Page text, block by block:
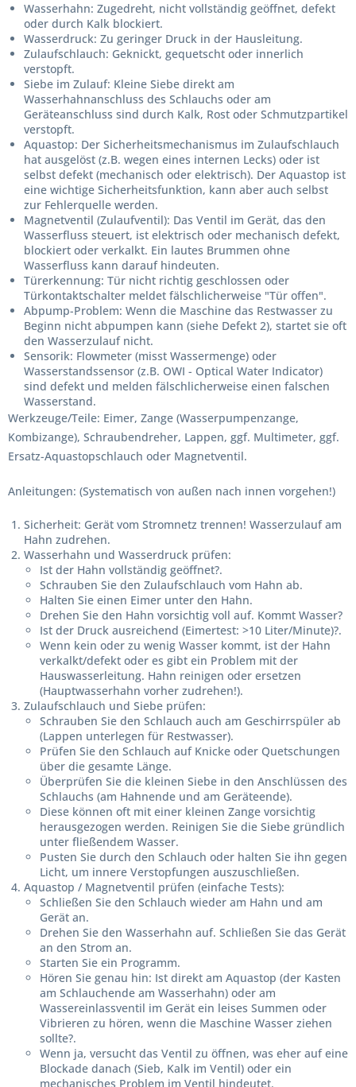
Wasserhahn: Zugedreht, nicht vollständig geöffnet, defekt
oder durch Kalk blockiert.
Wasserdruck: Zu geringer Druck in der Hausleitung.
Zulaufschlauch: Geknickt, gequetscht oder innerlich
verstopft.
Siebe im Zulauf: Kleine Siebe direkt am
Wasserhahnanschluss des Schlauchs oder am
Geräteanschluss sind durch Kalk, Rost oder Schmutzpartikel
verstopft.
Aquastop: Der Sicherheitsmechanismus im Zulaufschlauch
hat ausgelöst (z.B. wegen eines internen Lecks) oder ist
selbst defekt (mechanisch oder elektrisch). Der Aquastop ist
eine wichtige Sicherheitsfunktion, kann aber auch selbst
zur Fehlerquelle werden.
Magnetventil (Zulaufventil): Das Ventil im Gerät, das den
Wasserfluss steuert, ist elektrisch oder mechanisch defekt,
blockiert oder verkalkt. Ein lautes Brummen ohne
Wasserfluss kann darauf hindeuten.
Türerkennung: Tür nicht richtig geschlossen oder
Türkontaktschalter meldet fälschlicherweise "Tür offen".
Abpump-Problem: Wenn die Maschine das Restwasser zu
Beginn nicht abpumpen kann (siehe Defekt 2), startet sie oft
den Wasserzulauf nicht.
Sensorik: Flowmeter (misst Wassermenge) oder
Wasserstandssensor (z.B. OWI - Optical Water Indicator)
sind defekt und melden fälschlicherweise einen falschen
Wasserstand.
Werkzeuge/Teile: Eimer, Zange (Wasserpumpenzange,
Kombizange), Schraubendreher, Lappen, ggf. Multimeter, ggf.
Ersatz-Aquastopschlauch oder Magnetventil.
Anleitungen: (Systematisch von außen nach innen vorgehen!)
Sicherheit: Gerät vom Stromnetz trennen! Wasserzulauf am
Hahn zudrehen.
Wasserhahn und Wasserdruck prüfen:
Ist der Hahn vollständig geöffnet?.
Schrauben Sie den Zulaufschlauch vom Hahn ab.
Halten Sie einen Eimer unter den Hahn.
Drehen Sie den Hahn vorsichtig voll auf. Kommt Wasser?
Ist der Druck ausreichend (Eimertest: >10 Liter/Minute)?.
Wenn kein oder zu wenig Wasser kommt, ist der Hahn
verkalkt/defekt oder es gibt ein Problem mit der
Hauswasserleitung. Hahn reinigen oder ersetzen
(Hauptwasserhahn vorher zudrehen!).
Zulaufschlauch und Siebe prüfen:
Schrauben Sie den Schlauch auch am Geschirrspüler ab
(Lappen unterlegen für Restwasser).
Prüfen Sie den Schlauch auf Knicke oder Quetschungen
über die gesamte Länge.
Überprüfen Sie die kleinen Siebe in den Anschlüssen des
Schlauchs (am Hahnende und am Geräteende).
Diese können oft mit einer kleinen Zange vorsichtig
herausgezogen werden. Reinigen Sie die Siebe gründlich
unter fließendem Wasser.
Pusten Sie durch den Schlauch oder halten Sie ihn gegen
Licht, um innere Verstopfungen auszuschließen.
Aquastop / Magnetventil prüfen (einfache Tests):
Schließen Sie den Schlauch wieder am Hahn und am
Gerät an.
Drehen Sie den Wasserhahn auf. Schließen Sie das Gerät
an den Strom an.
Starten Sie ein Programm.
Hören Sie genau hin: Ist direkt am Aquastop (der Kasten
am Schlauchende am Wasserhahn) oder am
Wassereinlassventil im Gerät ein leises Summen oder
Vibrieren zu hören, wenn die Maschine Wasser ziehen
sollte?.
Wenn ja, versucht das Ventil zu öffnen, was eher auf eine
Blockade danach (Sieb, Kalk im Ventil) oder ein
mechanisches Problem im Ventil hindeutet.